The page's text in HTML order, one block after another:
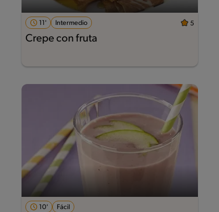
11' Intermedio 5
Crepe con fruta
10' Fácil